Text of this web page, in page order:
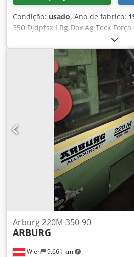
Condição: usado, Ano de fabrico:
350 Djdpfsx I Rg Dox Ag Teck
toneladas Ano de fabricação:
22 mm Distância entre colunas:
Wien 9.661 km
Arburg 220M-350-90
ARBURG